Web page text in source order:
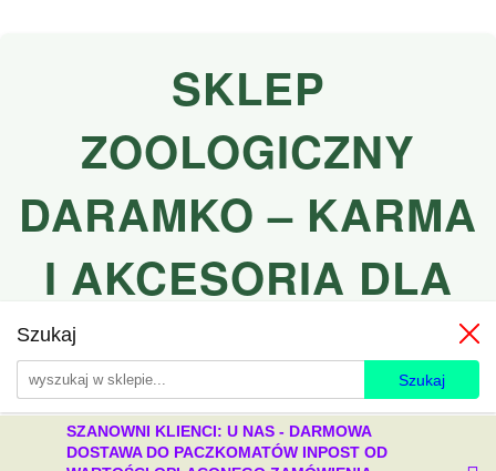
SKLEP
ZOOLOGICZNY
DARAMKO – KARMA
I AKCESORIA DLA
PSÓW I KOTÓW
Szukaj
SZANOWNI KLIENCI: U NAS - DARMOWA
DOSTAWA DO PACZKOMATÓW INPOST OD